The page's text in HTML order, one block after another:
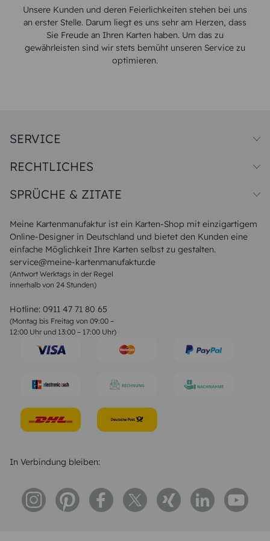
Unsere Kunden und deren Feierlichkeiten stehen bei uns
an erster Stelle. Darum liegt es uns sehr am Herzen, dass
Sie Freude an Ihren Karten haben. Um das zu
gewährleisten sind wir stets bemüht unseren Service zu
optimieren.
Meine Kartenmanufaktur ist ein Karten-Shop mit einzigartigem
Online-Designer in Deutschland und bietet den Kunden eine
einfache Möglichkeit Ihre Karten selbst zu gestalten.
service@meine-kartenmanufaktur.de
(Antwort Werktags in der Regel
innerhalb von 24 Stunden)
Hotline: 0911 47 71 80 65
(Montag bis Freitag von 09:00 –
12:00 Uhr und 13:00 – 17:00 Uhr)
SERVICE
Papiersorten
Unsere Produktion
Magazin
FAQ
RECHTLICHES
Widerrufsbelehrung
SPRÜCHE & ZITATE
Liebeskummer Sprüche
Sommer Sprüche
Muttertagssprüche
Sprüche zur Hochzeit
Sprüche zur Konfirmation & Kommunion
Weihnachtsgedichte
Liebessprüche
Geburtstagssprüche
Trauersprüche
Konfirmation Glückwünsche
In Verbindung bleiben: